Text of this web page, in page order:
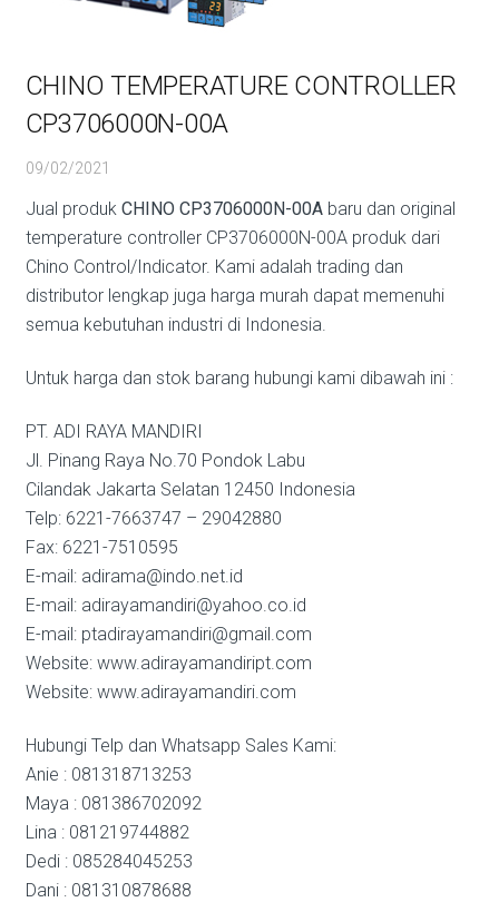
CHINO TEMPERATURE CONTROLLER
CP3706000N-00A
09/02/2021
Jual produk CHINO CP3706000N-00Abaru dan original
temperature controller CP3706000N-00A produk dari
Chino Control/Indicator. Kami adalah trading dan
distributor lengkap juga harga murah dapat memenuhi
semua kebutuhan industri di Indonesia.
Untuk harga dan stok barang hubungi kami dibawah ini :
PT. ADI RAYA MANDIRI
Jl. Pinang Raya No.70 Pondok Labu
Cilandak Jakarta Selatan 12450 Indonesia
Telp: 6221-7663747 – 29042880
Fax: 6221-7510595
E-mail: adirama@indo.net.id
E-mail: adirayamandiri@yahoo.co.id
E-mail: ptadirayamandiri@gmail.com
Website: www.adirayamandiript.com
Website: www.adirayamandiri.com
Hubungi Telp dan Whatsapp Sales Kami:
Anie : 081318713253
Maya : 081386702092
Lina : 081219744882
Dedi : 085284045253
Dani : 081310878688